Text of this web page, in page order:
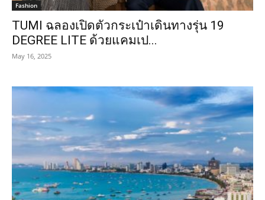
Fashion
TUMI ฉลองเปิดตัวกระเป๋าเดินทางรุ่น 19
DEGREE LITE ด้วยแคมเป...
May 16, 2025